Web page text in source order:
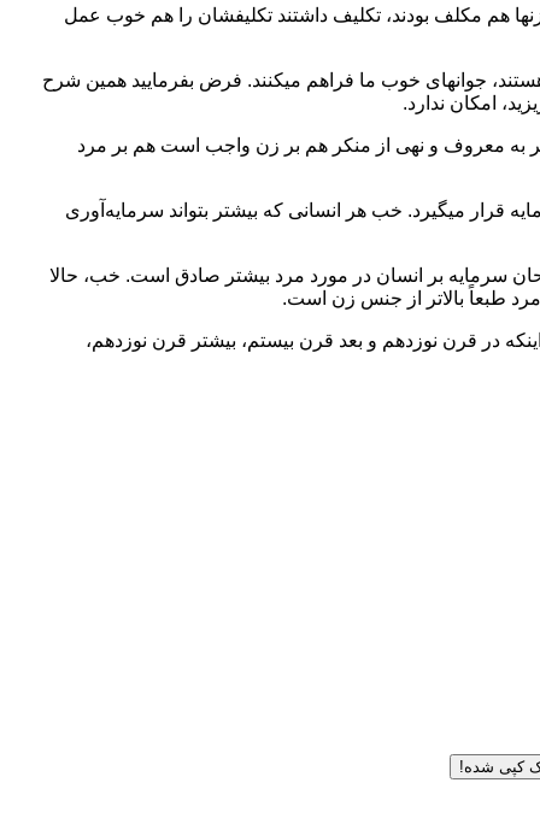
هم مکلف بودند، تکلیف داشتند تکلیفشان را هم خوب عمل
هستند، جوانهای خوب ما فراهم میکنند. فرض بفرمایید همین شرح
امکان ندارد.
امر به معروف و نهی‌ از منکر هم بر زن واجب است هم بر مرد
قرار میگیرد. خب هر انسانی که بیشتر بتواند سرمایه‌آوری
سرمایه بر انسان در مورد مرد بیشتر صادق است. خب، حالا
مرد طبعاً بالاتر از جنس زن است.
در قرن نوزدهم و بعد قرن بیستم، بیشتر قرن نوزدهم،
کپی شده!